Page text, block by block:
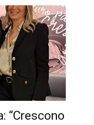
“Crescono